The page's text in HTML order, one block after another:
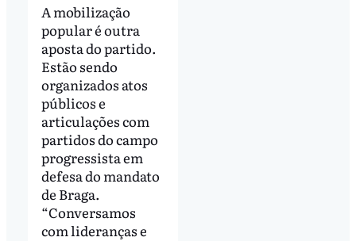
A mobilização
popular é outra
aposta do partido.
Estão sendo
organizados atos
públicos e
articulações com
partidos do campo
progressista em
defesa do mandato
de Braga.
“Conversamos
com lideranças e